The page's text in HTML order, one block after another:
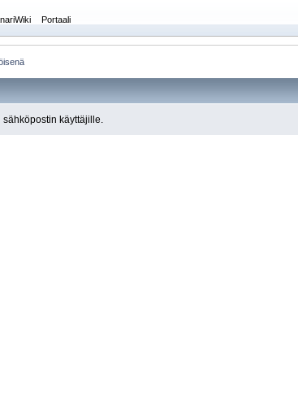
Portaali
käyttäjille.